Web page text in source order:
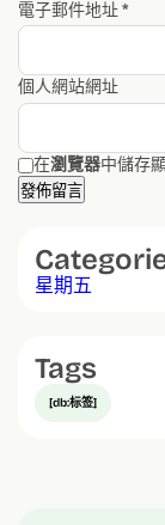
電子郵件地址*
個人網站網址
在瀏覽器中儲存
星期五
Tags
[db:标签]